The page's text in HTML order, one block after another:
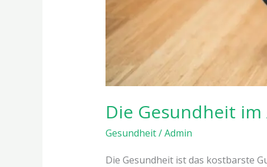
Die Gesundheit
Gesundheit/Admin
Die Gesundheit ist das kostbarste